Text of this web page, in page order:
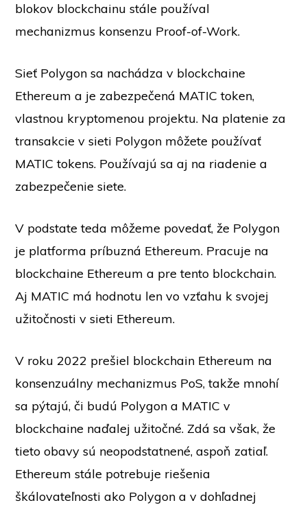
blokov blockchainu stále používal
mechanizmus konsenzu Proof-of-Work.
Sieť Polygon sa nachádza v blockchaine
Ethereum a je zabezpečená MATIC token,
vlastnou kryptomenou projektu. Na platenie za
transakcie v sieti Polygon môžete používať
MATIC tokens. Používajú sa aj na riadenie a
zabezpečenie siete.
V podstate teda môžeme povedať, že Polygon
je platforma príbuzná Ethereum. Pracuje na
blockchaine Ethereum a pre tento blockchain.
Aj MATIC má hodnotu len vo vzťahu k svojej
užitočnosti v sieti Ethereum.
V roku 2022 prešiel blockchain Ethereum na
konsenzuálny mechanizmus PoS, takže mnohí
sa pýtajú, či budú Polygon a MATIC v
blockchaine naďalej užitočné. Zdá sa však, že
tieto obavy sú neopodstatnené, aspoň zatiaľ.
Ethereum stále potrebuje riešenia
škálovateľnosti ako Polygon a v dohľadnej